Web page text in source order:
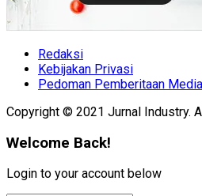
Redaksi
Kebijakan Privasi
Pedoman Pemberitaan
Copyright © 2021 Jurnal Industry.
Welcome Back!
Login to your account below